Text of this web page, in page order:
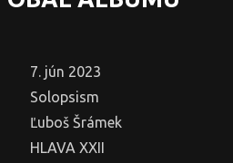
7. jún 2023
Solopsism
Ľuboš Šrámek
HLAVA XXII